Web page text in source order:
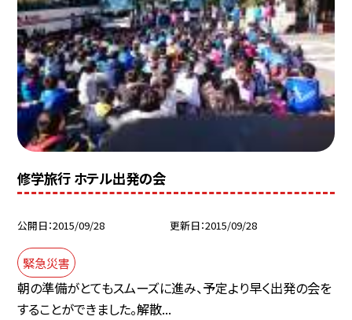
修学旅行 ホテル出発の会
公開日 2015/09/28 更新日 2015/09/28
緊急災害
朝の準備がとてもスムーズに進み、予定より早く出発の会を
することができました。解散...